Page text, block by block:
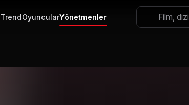
TrendOyuncularYönetmenler